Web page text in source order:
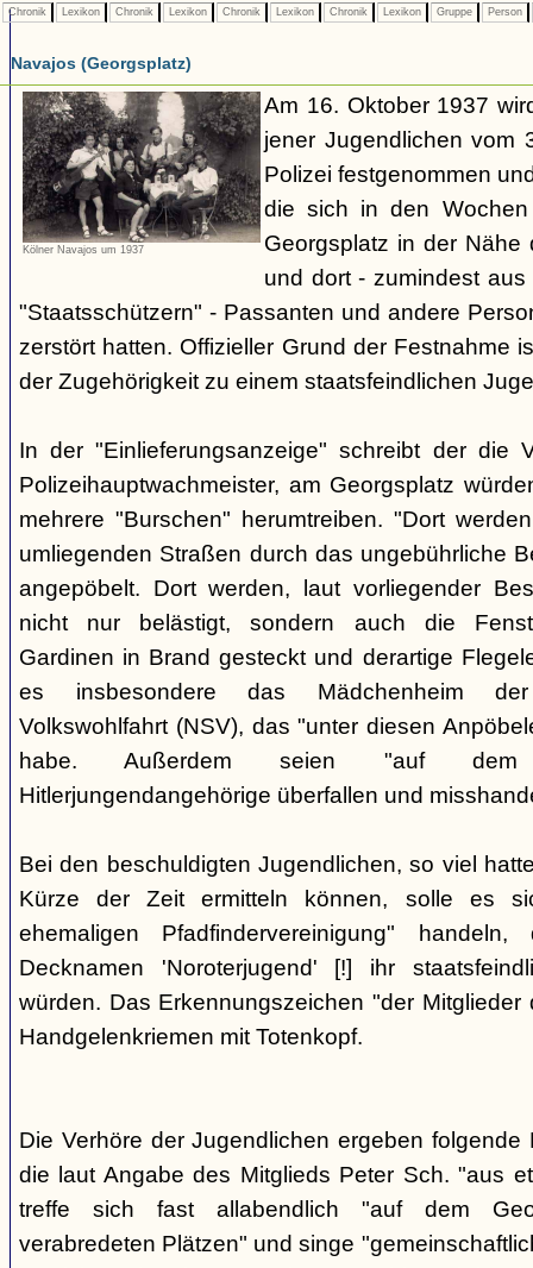
Chronik Lexikon Chronik Lexikon Chronik Lexikon Chronik Lexikon Gruppe Person
Navajos (Georgsplatz)
Kölner Navajos um 1937
Am 16. Oktober 1937
jener Jugendlichen vom
Polizei festgenommen
die sich in den
Georgsplatz in der Nähe
und dort - zumindest
"Staatsschützern" - Passanten und andere
zerstört hatten. Offizieller Grund der Festnahme
der Zugehörigkeit zu einem staatsfeindlichen
In der "Einlieferungsanzeige" schreibt der die
Polizeihauptwachmeister, am Georgsplatz
mehrere "Burschen" herumtreiben. "Dort
umliegenden Straßen durch das ungebührliche
angepöbelt. Dort werden, laut vorliegender
nicht nur belästigt, sondern auch die
Gardinen in Brand gesteckt und derartige
es insbesondere das Mädchenheim der
Volkswohlfahrt (NSV), das "unter diesen
habe. Außerdem seien "auf dem
Hitlerjungendangehörige überfallen und
Bei den beschuldigten Jugendlichen, so viel
Kürze der Zeit ermitteln können, solle es
ehemaligen Pfadfindervereinigung"
Decknamen 'Noroterjugend' [!] ihr
würden. Das Erkennungszeichen "der Mitglieder
Handgelenkriemen mit Totenkopf.
Die Verhöre der Jugendlichen ergeben folgende
die laut Angabe des Mitglieds Peter Sch. "aus
treffe sich fast allabendlich "auf dem
verabredeten Plätzen" und singe